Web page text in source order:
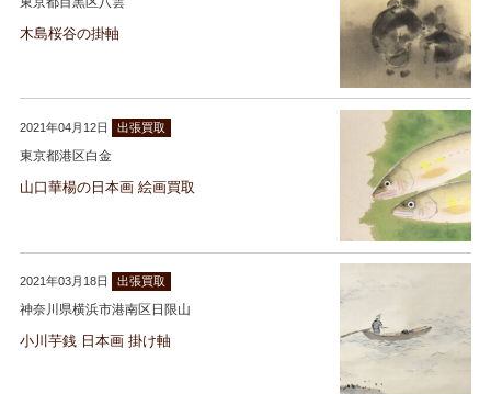
木島桜谷の掛軸
2021年04月12日 出張買取
東京都港区白金
山口華楊の日本画 絵画買取
2021年03月18日 出張買取
神奈川県横浜市港南区日限山
小川芋銭 日本画 掛け軸